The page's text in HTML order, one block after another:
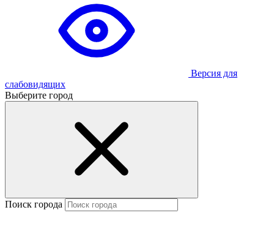
Версия для
слабовидящих
Выберите город
Поиск города